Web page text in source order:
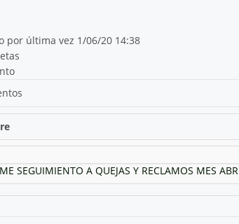
por última vez 1/06/20 14:38
SEGUIMIENTO A QUEJAS Y RECLAMOS MES